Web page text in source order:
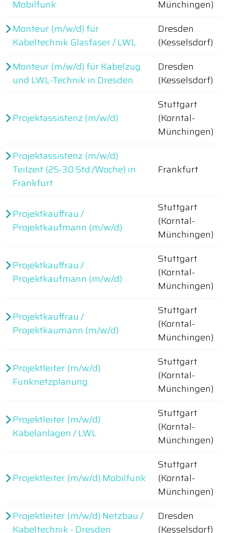
Mobilfunk
Münchingen)
Monteur (m/w/d) für
Kabeltechnik Glasfaser / LWL
Dresden
(Kesselsdorf)
Monteur (m/w/d) für Kabelzug
und LWL-Technik in Dresden
Dresden
(Kesselsdorf)
Projektassistenz (m/w/d)
Stuttgart
(Korntal-
Münchingen)
Projektassistenz (m/w/d)
Teilzeit (25-30 Std./Woche) in
Frankfurt
Frankfurt
Projektkauffrau /
Projektkaufmann (m/w/d)
Stuttgart
(Korntal-
Münchingen)
Projektkauffrau /
Projektkaufmann (m/w/d)
Stuttgart
(Korntal-
Münchingen)
Projektkauffrau /
Projektkaumann (m/w/d)
Stuttgart
(Korntal-
Münchingen)
Projektleiter (m/w/d)
Funknetzplanung
Stuttgart
(Korntal-
Münchingen)
Projektleiter (m/w/d)
Kabelanlagen / LWL
Stuttgart
(Korntal-
Münchingen)
Projektleiter (m/w/d) Mobilfunk
Stuttgart
(Korntal-
Münchingen)
Projektleiter (m/w/d) Netzbau /
Kabeltechnik - Dresden
Dresden
(Kesselsdorf)